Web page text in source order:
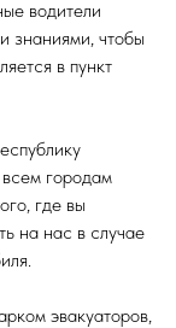
водители
знаниями, чтобы
в пункт
городам
где вы
на нас в случае
эвакуаторов,